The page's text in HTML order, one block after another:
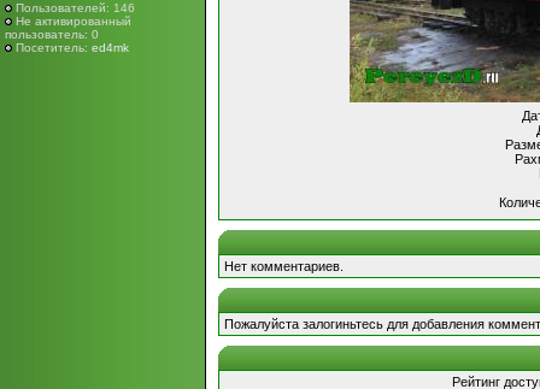
Пользователей: 146
Не активированный
пользователь: 0
Посетитель: ed4mk
Нет комментариев.
Пожалуйста залогиньтесь для добавления
Рейтинг